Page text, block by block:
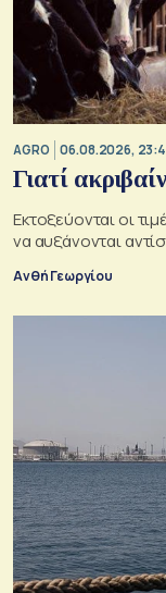
AGRO 06.08.2026,
Γιατί
Εκτοξεύονται οι
να αυξάνονται
Ανθή Γεωργίου